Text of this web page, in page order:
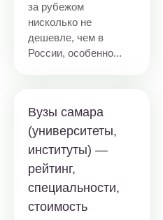
за рубежом
нисколько не
дешевле, чем в
России, особенно...
Вузы самара
(университеты,
институты) —
рейтинг,
специальности,
стоимость